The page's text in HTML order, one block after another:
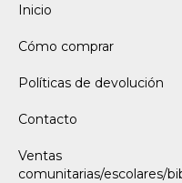
Inicio
Cómo comprar
Políticas de devolución
Contacto
Ventas
comunitarias/escolares/